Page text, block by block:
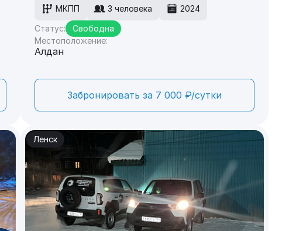
МКПП 3 человека
2024
Статус:
Свободна
Местоположение:
Алдан
Забронировать за 7 000 ₽/сутки
Ленск